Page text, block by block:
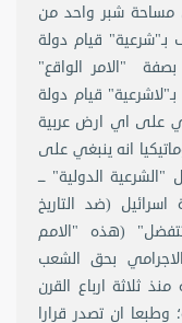
مساحة شبر واحد من
بـ"شرعية" قيام دولة
بصفة "الامر الواقع"
قيام دولة
على اي ارض عربية
انه ينبغي على
الدولية" ـــ
(ضد التاريخ
"تتفضل" (هذه "الامم
بحق الشعب
ثلاثة ارباع القرن
وطبعا ان تصدر قرارا